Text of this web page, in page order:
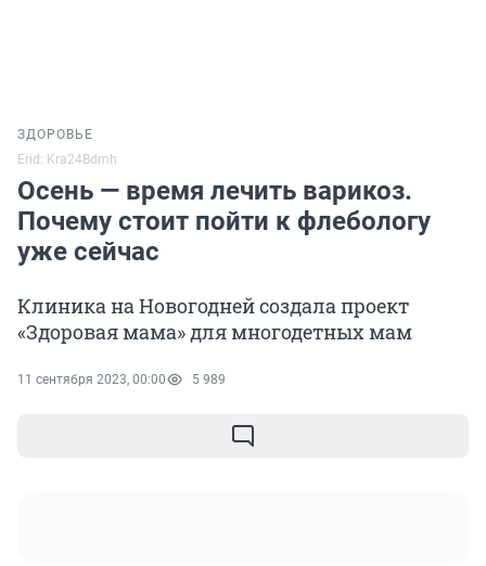
ЗДОРОВЬЕ
Erid: Kra24Bdmh
Осень — время лечить варикоз.
Почему стоит пойти к флебологу
уже сейчас
Клиника на Новогодней создала проект
«Здоровая мама» для многодетных мам
11 сентября 2023, 00:00 5 989